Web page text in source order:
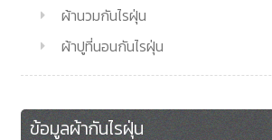
ผ้านวมกันไรฝุ่น
ผ้าปูที่นอนกันไรฝุ่น
ข้อมูลผ้ากันไรฝุ่น